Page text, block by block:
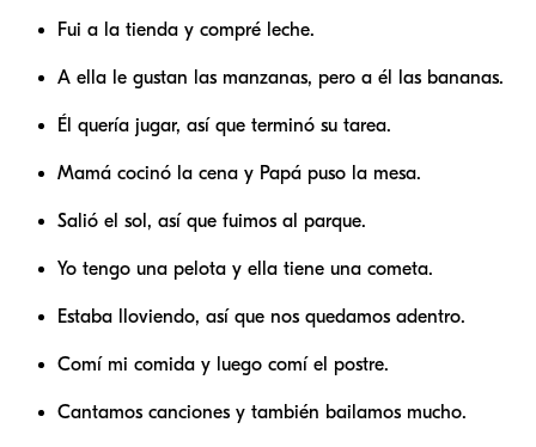
Fui a la tienda y compré leche.
A ella le gustan las manzanas, pero a él las bananas.
Él quería jugar, así que terminó su tarea.
Mamá cocinó la cena y Papá puso la mesa.
Salió el sol, así que fuimos al parque.
Yo tengo una pelota y ella tiene una cometa.
Estaba lloviendo, así que nos quedamos adentro.
Comí mi comida y luego comí el postre.
Cantamos canciones y también bailamos mucho.